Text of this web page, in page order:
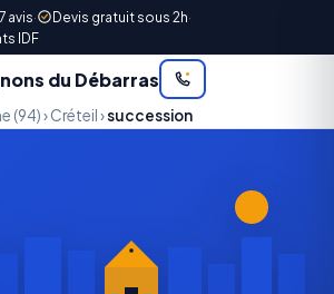
avis· Devis gratuit sous 2h·
IDF
du Débarras
(94)› Créteil›succession